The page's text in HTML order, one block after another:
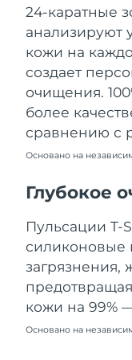
24-каратные
анализируют
кожи на
создает
очищения.
более
сравнению с
Основано на
Глубокое
Пульсации T-
силиконовые
загрязнения,
кожи на 99%
Основано на
Ливан
Литва
Люксембург
Мальта
Мексика